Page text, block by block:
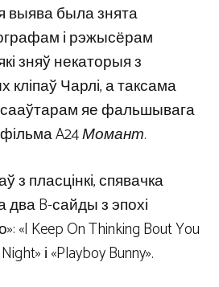
выява была знята
і рэжысёрам
зняў некаторыя з
кліпаў Чарлі, а таксама
яе фальшывага
A24Момант.
з пласцінкі, спявачка
два B-сайды з эпохі
«I Keep On Thinking Bout You
і «Playboy Bunny».